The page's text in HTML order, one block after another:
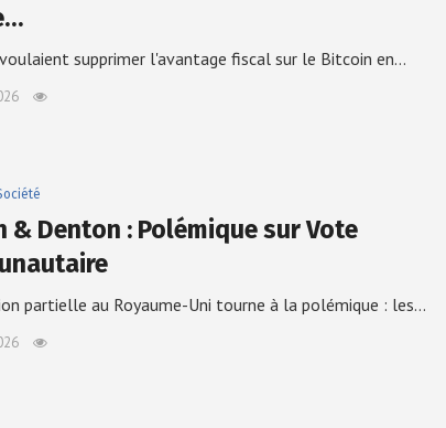
supprimer l'avantage fiscal sur le Bitcoin en…
& Denton : Polémique sur Vote
partielle au Royaume-Uni tourne à la polémique : les…